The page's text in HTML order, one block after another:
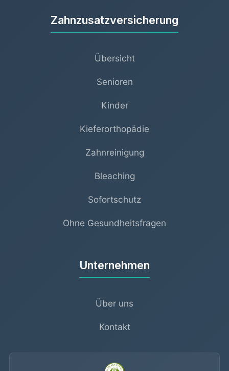
Zahnzusatzversicherung
Übersicht
Senioren
Kinder
Kieferorthopädie
Zahnreinigung
Bleaching
Sofortschutz
Ohne Gesundheitsfragen
Unternehmen
Über uns
Kontakt